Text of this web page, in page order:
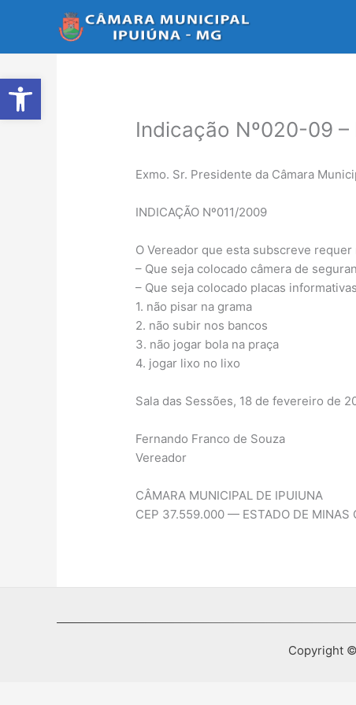
Abrir a barra de ferramentas
Indicação Nº020-09
Exmo. Sr. Presidente da Câmara
INDICAÇÃO Nº011/2009
O Vereador que esta subscreve
– Que seja colocado câmera de
– Que seja colocado placas
1. não pisar na grama
2. não subir nos bancos
3. não jogar bola na praça
4. jogar lixo no lixo
Sala das Sessões, 18 de fevereiro de
Fernando Franco de Souza
Vereador
CÂMARA MUNICIPAL DE IPUIUNA
CEP 37.559.000 — ESTADO DE MINAS
Copyright